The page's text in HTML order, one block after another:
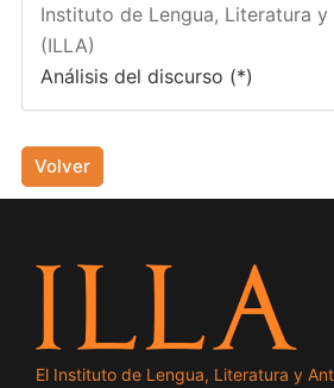
Instituto de Lengua, Literatura
(ILLA)
Análisis del discurso (*)
Volver
El Instituto de Lengua, Literatura y